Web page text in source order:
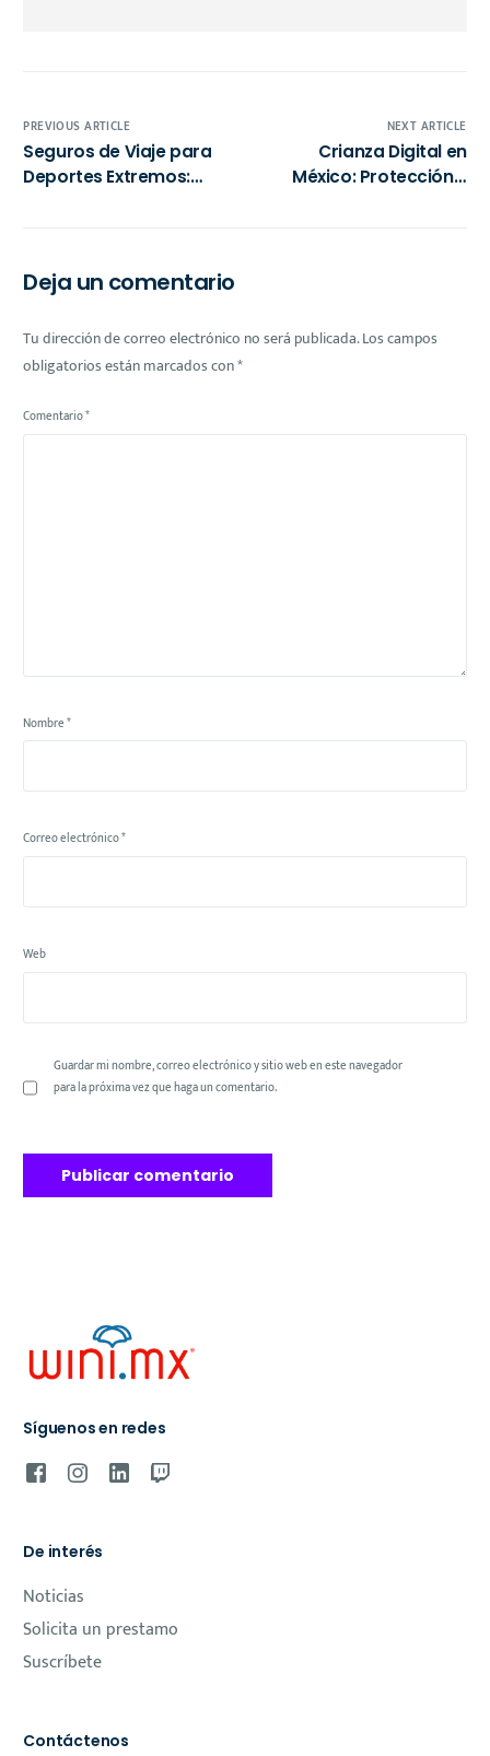
PREVIOUS ARTICLE
Seguros de Viaje para
Deportes Extremos:
Riesgo
NEXT ARTICLE
Crianza Digital en
México: Protección y
Deja un comentario
Tu dirección de correo electrónico no será publicada.Los campos
obligatorios están marcados con*
Comentario*
Nombre*
Correo electrónico*
Web
Guardar mi nombre, correo electrónico y sitio web en este navegador
para la próxima vez que haga un comentario.
Síguenos en redes
De interés
Noticias
Solicita un prestamo
Suscríbete
Contáctenos